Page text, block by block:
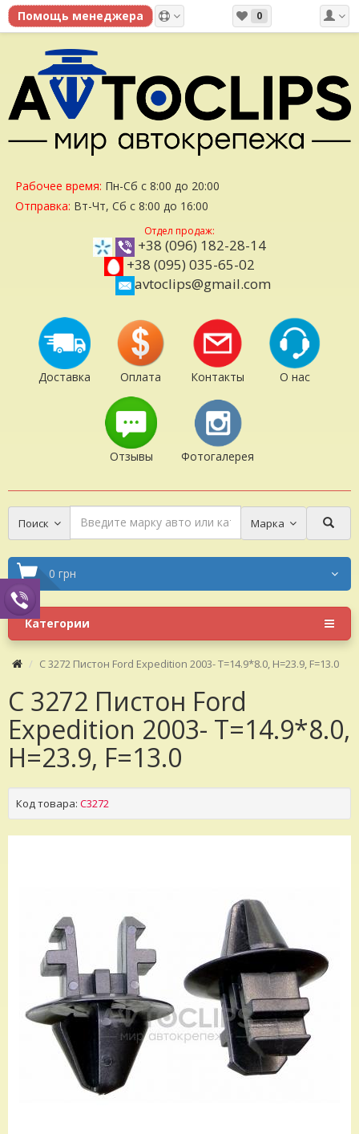
0
Рабочее время: Пн-Сб с 8:00 до 20:00
Отправка: Вт-Чт, Сб с 8:00 до 16:00
Отдел продаж:
+38 (096) 182-28-14
+38 (095) 035-65-02
avtoclips@gmail.com
Доставка Оплата Контакты О нас
Отзывы Фотогалерея
Поиск Марка
0 грн
Категории
C 3272 Пистон Ford Expedition 2003- T=14.9*8.0, H=23.9, F=13.0
C 3272 Пистон Ford
Expedition 2003- T=14.9*8.0,
H=23.9, F=13.0
Код товара: C3272